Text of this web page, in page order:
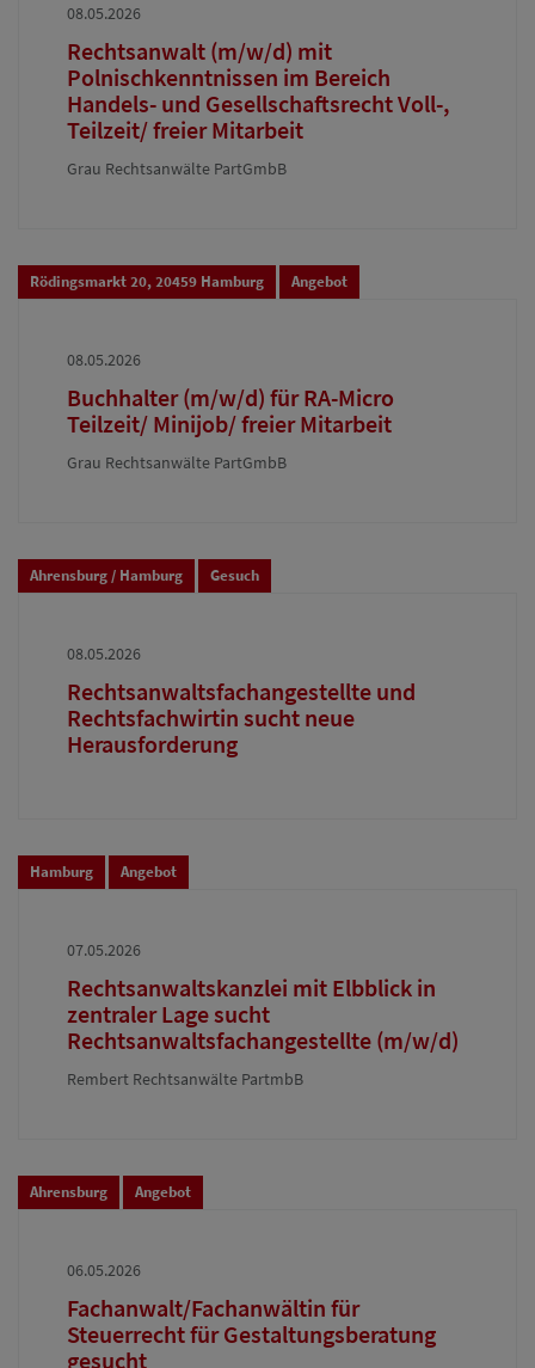
08.05.2026
Rechtsanwalt (m/w/d) mit
Polnischkenntnissen im Bereich
Handels- und Gesellschaftsrecht Voll-,
Teilzeit/ freier Mitarbeit
Grau Rechtsanwälte PartGmbB
Rödingsmarkt 20, 20459 Hamburg Angebot
08.05.2026
Buchhalter (m/w/d) für RA-Micro
Teilzeit/ Minijob/ freier Mitarbeit
Grau Rechtsanwälte PartGmbB
Ahrensburg / Hamburg Gesuch
08.05.2026
Rechtsanwaltsfachangestellte und
Rechtsfachwirtin sucht neue
Herausforderung
Hamburg Angebot
07.05.2026
Rechtsanwaltskanzlei mit Elbblick in
zentraler Lage sucht
Rechtsanwaltsfachangestellte (m/w/d)
Rembert Rechtsanwälte PartmbB
Ahrensburg Angebot
06.05.2026
Fachanwalt/Fachanwältin für
Steuerrecht für Gestaltungsberatung
gesucht